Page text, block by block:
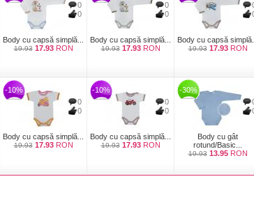
0
0
Body cu capsă simplă...
19.93 17.93 RON
0
0
Body cu capsă simplă...
19.93 17.93 RON
Body cu capsă simplă...
19.93 17.93 RON
-10%
0
0
Body cu capsă simplă...
19.93 17.93 RON
-10%
0
0
Body cu capsă simplă...
19.93 17.93 RON
-30%
Body cu gât
rotund/Basic...
19.93 13.95 RON